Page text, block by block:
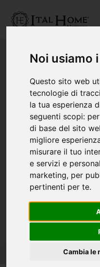
Noi usiamo
Questo sito web
tecnologie di
la tua esperienza
seguenti scopi:
di base del sito
migliore
misurare il tuo
e servizi e
marketing, per
pertinenti per te.
Cambia le